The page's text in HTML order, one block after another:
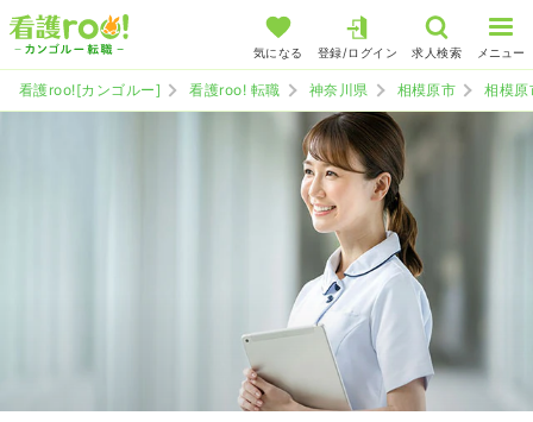
気になる 登録/ログイン 求人検索 メニュー
看護roo![カンゴルー] 看護roo! 転職 神奈川県 相模原市 相模原